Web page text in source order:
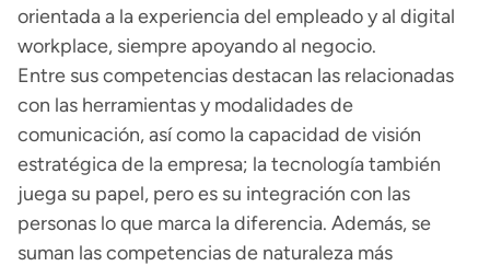
orientada a la experiencia del empleado y al digital
workplace, siempre apoyando al negocio.
Entre sus competencias destacan las relacionadas
con las herramientas y modalidades de
comunicación, así como la capacidad de visión
estratégica de la empresa; la tecnología también
juega su papel, pero es su integración con las
personas lo que marca la diferencia. Además, se
suman las competencias de naturaleza más